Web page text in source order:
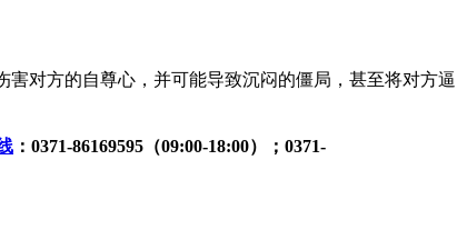
对方的自尊心，并可能导致沉闷的僵局，甚至将对方逼
：0371-86169595（09:00-18:00）；0371-